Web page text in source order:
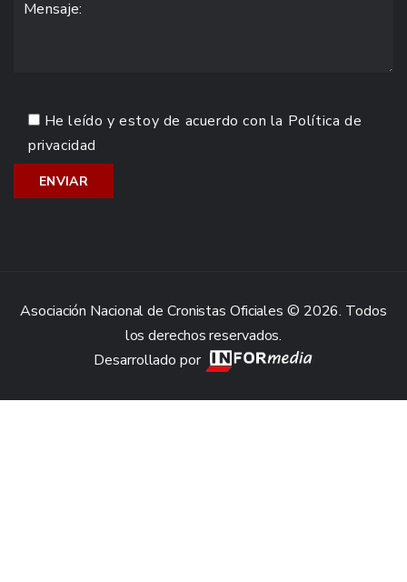
He leído y estoy de acuerdo con la Política de
privacidad
Asociación Nacional de Cronistas Oficiales © 2026. Todos
los derechos reservados.
Desarrollado por